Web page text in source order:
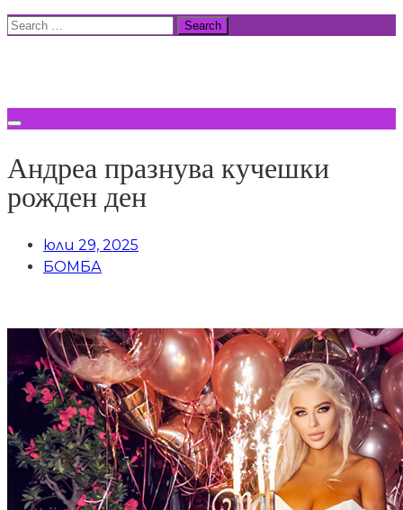
Skip
Search
Андреа празнува кучешки
рожден ден
юли 29, 2025
БОМБА